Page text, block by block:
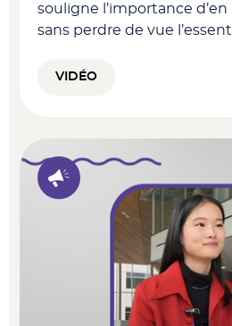
souligne l’importance
sans perdre de vue
VIDÉO